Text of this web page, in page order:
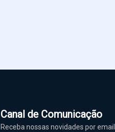
Canal de Comunicação
Receba nossas novidades por email.